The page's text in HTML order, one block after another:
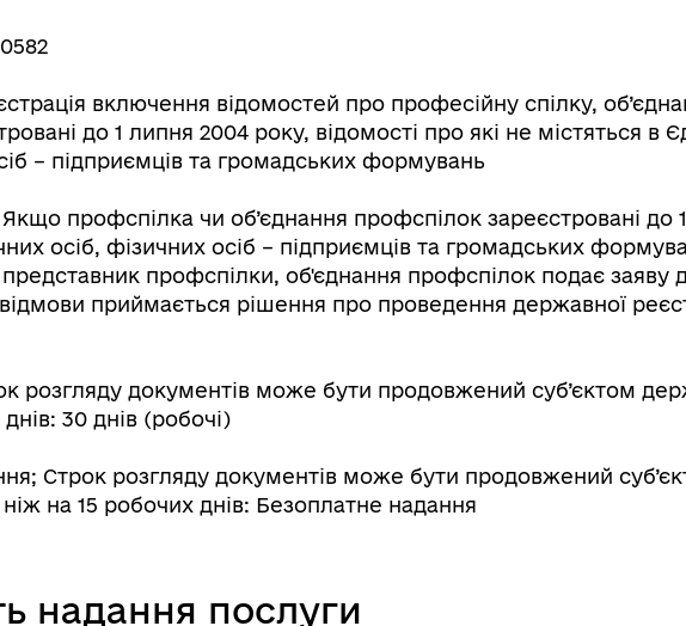
включення відомостей про професійну спілку,
до 1 липня 2004 року, відомості про які не містяться
– підприємців та громадських формувань
Якщо профспілка чи об’єднання профспілок зареєстровані до
осіб, фізичних осіб – підприємців та громадських
профспілки, об'єднання профспілок подає заяву
відмови приймається рішення про проведення державної
розгляду документів може бути продовжений суб’єктом
30 днів (робочі)
Строк розгляду документів може бути продовжений
на 15 робочих днів: Безоплатне надання
надання послуги